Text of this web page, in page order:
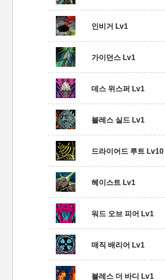
인비거 Lv1
가이던스 Lv1
데스 위스퍼 Lv1
블레스 실드 Lv1
드라이어드 루트 Lv10
헤이스트 Lv1
워드 오브 피어 Lv1
매직 배리어 Lv1
블레스 더 바디 Lv1